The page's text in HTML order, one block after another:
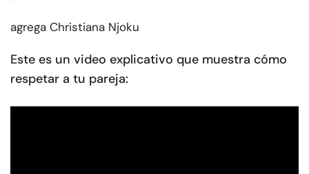
agrega Christiana Njoku
Este es un video explicativo que muestra cómo
respetar a tu pareja: